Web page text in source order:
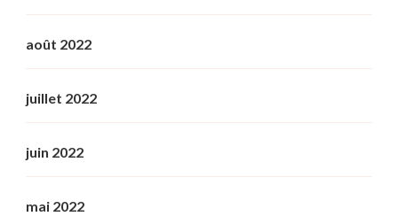
août 2022
juillet 2022
juin 2022
mai 2022